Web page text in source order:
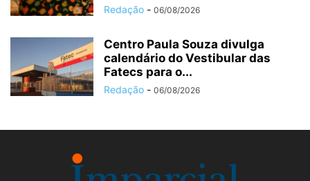
Redação - 06/08/2026
Centro Paula Souza divulga
calendário do Vestibular das
Fatecs para o...
Redação - 06/08/2026